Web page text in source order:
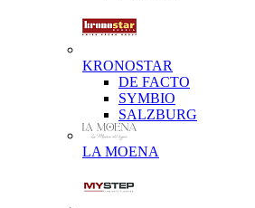
KRONOSTAR
DE FACTO
SYMBIO
SALZBURG
LA MOENA